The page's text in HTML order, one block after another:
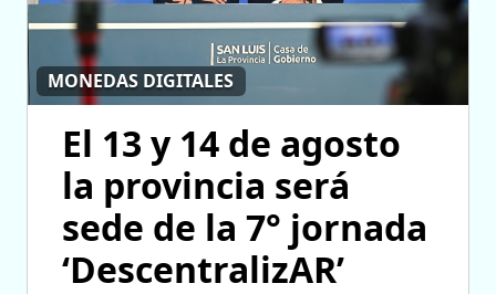
MONEDAS DIGITALES
El 13 y 14 de agosto
la provincia será
sede de la 7° jornada
‘DescentralizAR’